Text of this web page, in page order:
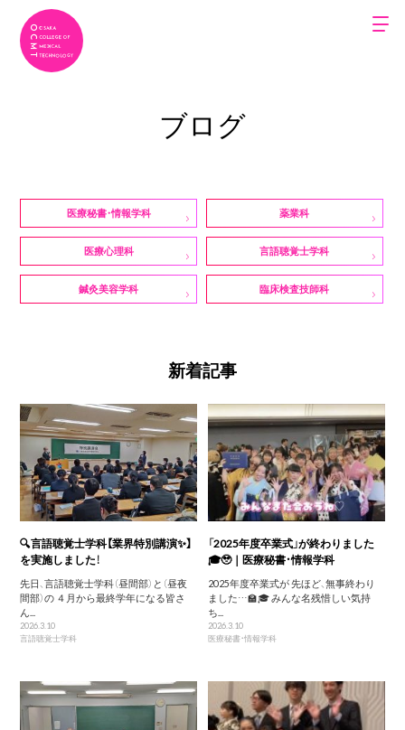
ブログ
医療秘書・情報学科 薬業科
医療心理科 言語聴覚士学科
鍼灸美容学科 臨床検査技師科
新着記事
🔍言語聴覚士学科【業界特別講演✨】
を実施しました！
先日、言語聴覚士学科（昼間部）と（昼夜
間部）の ４月から最終学年になる皆さ
ん...
2026.3.10
言語聴覚士学科
「2025年度卒業式」が終わりました
🎓🥹｜医療秘書・情報学科
2025年度卒業式が 先ほど、無事終わり
ました…🏫🎓 みんな名残惜しい気持
ち...
2026.3.10
医療秘書・情報学科